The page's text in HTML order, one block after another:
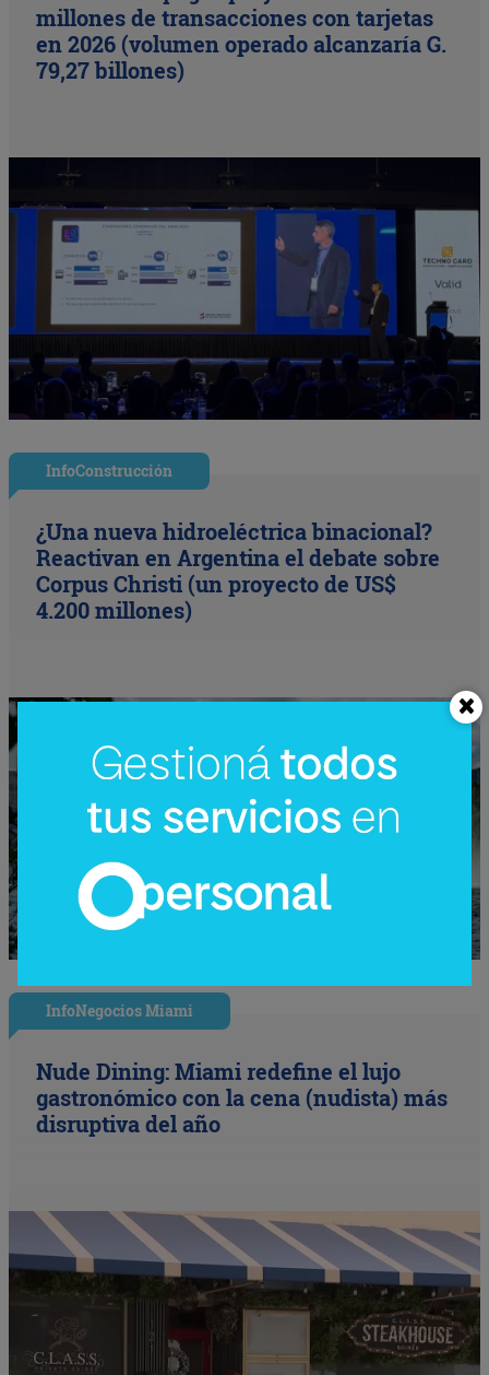
millones de transacciones con tarjetas
en 2026 (volumen operado alcanzaría G.
79,27 billones)
InfoConstrucción
¿Una nueva hidroeléctrica binacional?
Reactivan en Argentina el debate sobre
Corpus Christi (un proyecto de US$
4.200 millones)
InfoNegocios Miami
Nude Dining: Miami redefine el lujo
gastronómico con la cena (nudista) más
disruptiva del año